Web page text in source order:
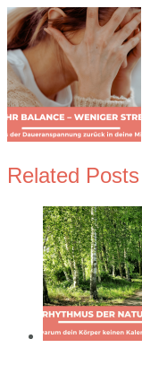
Related Posts